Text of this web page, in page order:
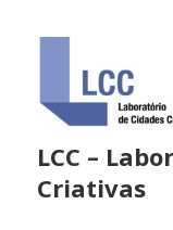
LCC –
Criativas